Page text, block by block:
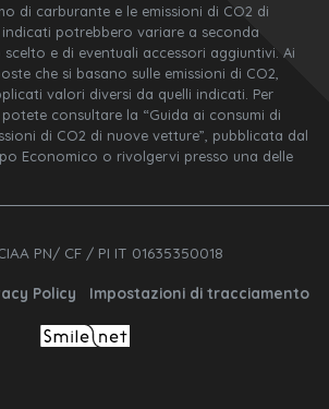
di carburante e le emissioni di CO2 di
indicati potrebbero variare a seconda
scelto e di eventuali accessori aggiuntivi. Ai
che si basano sulle emissioni di CO2,
valori diversi da quelli indicati. Per
consultare la “Guida ai consumi di
di CO2 di nuove vetture”, pubblicata dal
Economico o rivolgervi presso una delle
PN/ CF / PI IT 01635350018
Policy Impostazioni di tracciamento